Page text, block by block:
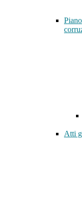
Atti